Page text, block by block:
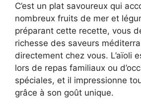
C’est un plat savoureux qui
nombreux fruits de mer et
préparant cette recette, vous
richesse des saveurs
directement chez vous. L’aïoli
lors de repas familiaux ou
spéciales, et il impressionne
grâce à son goût unique.